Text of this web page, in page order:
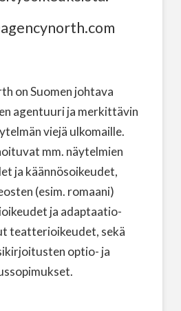
on Suomen johtava
agentuuri ja merkittävin
viejä ulkomaille.
mm. näytelmien
ja käännösoikeudet,
(esim. romaani)
ja adaptaatio-
teatterioikeudet, sekä
optio- ja